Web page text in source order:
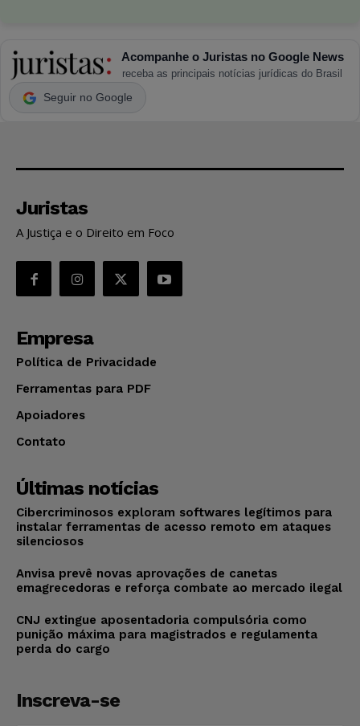
Acompanhe o Juristas no Google News
receba as principais notícias jurídicas do Brasil
Seguir no Google
Juristas
A Justiça e o Direito em Foco
Empresa
Política de Privacidade
Ferramentas para PDF
Apoiadores
Contato
Últimas notícias
Cibercriminosos exploram softwares legítimos para
instalar ferramentas de acesso remoto em ataques
silenciosos
Anvisa prevê novas aprovações de canetas
emagrecedoras e reforça combate ao mercado ilegal
CNJ extingue aposentadoria compulsória como
punição máxima para magistrados e regulamenta
perda do cargo
Inscreva-se